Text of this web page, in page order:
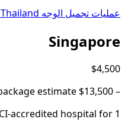
عمليات تجميل الوجه Thailand
Singapore
$4,500
–
$13,500
1
for